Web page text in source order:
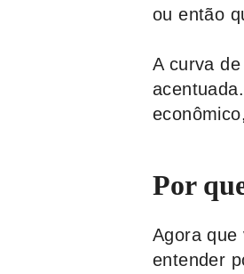
ou então
A curva
Por
Agora que
entender